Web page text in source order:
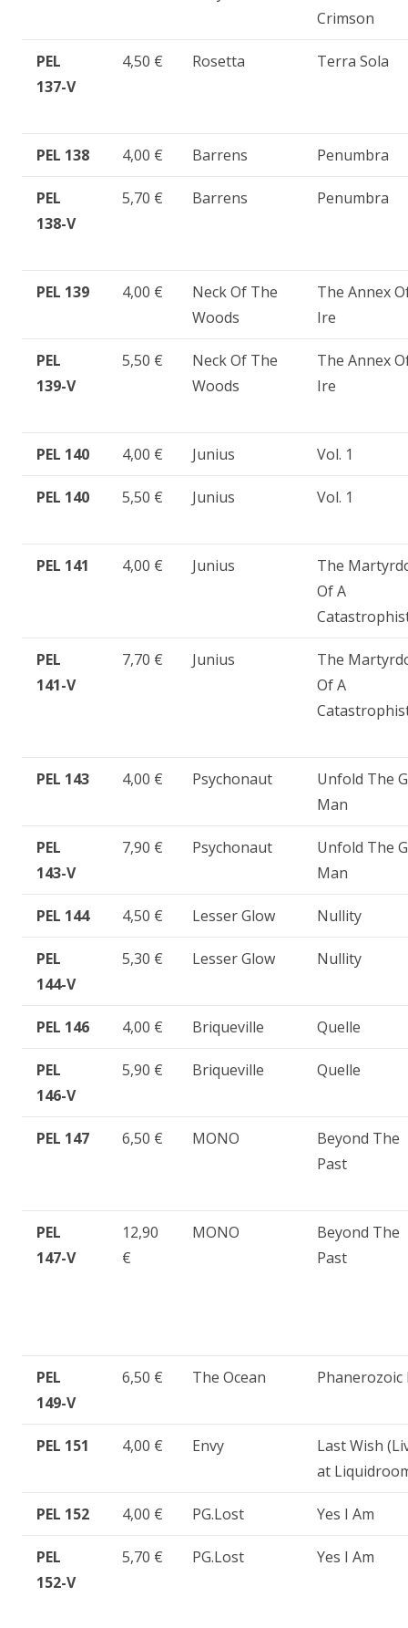
Crimson
PEL
137-V
4,50 € Rosetta Terra Sola
PEL 138 4,00 € Barrens Penumbra
PEL
138-V
5,70 € Barrens Penumbra
PEL 139 4,00 €
Neck Of The
Woods
The Annex
Ire
PEL
139-V
5,50 €
Neck Of The
Woods
The Annex
Ire
PEL 140 4,00 € Junius Vol. 1
PEL 140 5,50 € Junius Vol. 1
PEL 141 4,00 € Junius
The
Of A
PEL
141-V
7,70 € Junius
The
Of A
PEL 143 4,00 € Psychonaut
Unfold The
Man
PEL
143-V
7,90 € Psychonaut
Unfold The
Man
PEL 144 4,50 € Lesser Glow Nullity
PEL
144-V
5,30 € Lesser Glow Nullity
PEL 146 4,00 € Briqueville Quelle
PEL
146-V
5,90 € Briqueville Quelle
PEL 147 6,50 € MONO
Beyond The
Past
PEL
147-V
12,90
€
MONO
Beyond The
Past
PEL
149-V
6,50 € The Ocean Phanerozoic
PEL 151 4,00 € Envy
Last Wish
at
PEL 152 4,00 € PG.Lost Yes I Am
PEL
152-V
5,70 € PG.Lost Yes I Am